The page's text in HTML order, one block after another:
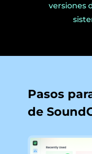
versiones
Pasos
de